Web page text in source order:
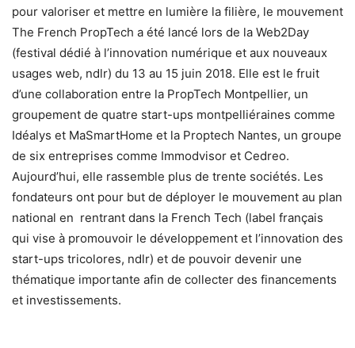
pour valoriser et mettre en lumière la filière, le mouvement
The French PropTech a été lancé lors de la Web2Day
(festival dédié à l’innovation numérique et aux nouveaux
usages web, ndlr) du 13 au 15 juin 2018. Elle est le fruit
d’une collaboration entre la PropTech Montpellier, un
groupement de quatre start-ups montpelliéraines comme
Idéalys et MaSmartHome et la Proptech Nantes, un groupe
de six entreprises comme Immodvisor et Cedreo.
Aujourd’hui, elle rassemble plus de trente sociétés. Les
fondateurs ont pour but de déployer le mouvement au plan
national en rentrant dans la French Tech (label français
qui vise à promouvoir le développement et l’innovation des
start-ups tricolores, ndlr) et de pouvoir devenir une
thématique importante afin de collecter des financements
et investissements.